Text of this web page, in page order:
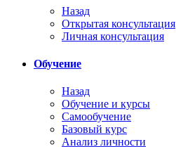
Назад
Открытая консультация
Личная консультация
Обучение
Назад
Обучение и курсы
Самообучение
Базовый курс
Анализ личности